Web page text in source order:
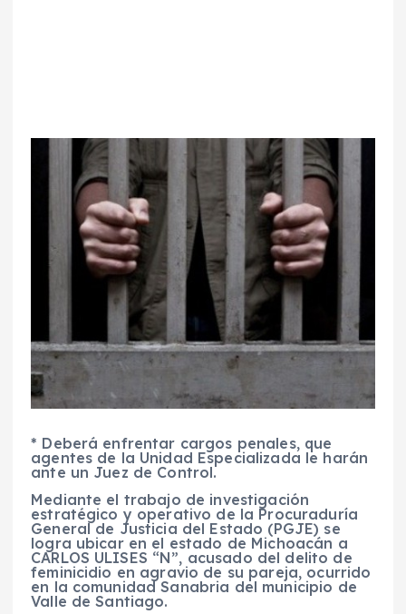
* Deberá enfrentar cargos penales, que
agentes de la Unidad Especializada le harán
ante un Juez de Control.
Mediante el trabajo de investigación
estratégico y operativo de la Procuraduría
General de Justicia del Estado (PGJE) se
logra ubicar en el estado de Michoacán a
CARLOS ULISES “N”, acusado del delito de
feminicidio en agravio de su pareja, ocurrido
en la comunidad Sanabria del municipio de
Valle de Santiago.